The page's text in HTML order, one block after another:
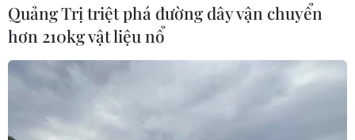
Quảng Trị triệt phá đường dây vận chuyển
hơn 210kg vật liệu nổ